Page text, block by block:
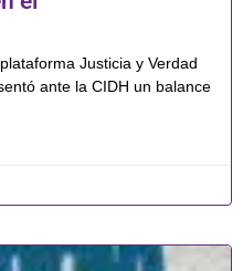
Justicia y Verdad
ante la CIDH un balance